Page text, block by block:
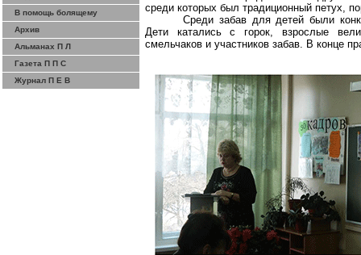
В помощь болящему
Архив
Альманах П Л
Газета П П С
Журнал П Е В
среди которых был традиционный петух,
Среди забав для детей были
Дети катались с горок, взрослые
смельчаков и участников забав. В конце